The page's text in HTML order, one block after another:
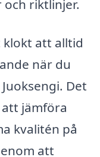
riktlinjer.
klokt att alltid
när du
Det
jämföra
kvalitén på
att